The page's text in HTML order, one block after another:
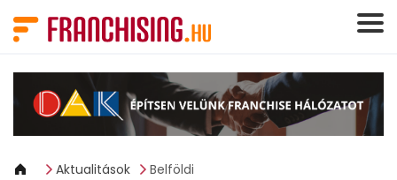
Aktualitások Belföldi